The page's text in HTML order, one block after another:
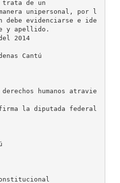
trata de un
unipersonal, por l
debe evidenciarse e ide
y apellido.
2014
Cantú
humanos atravie
la diputada federal